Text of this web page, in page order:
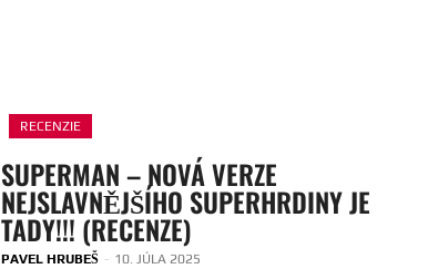
RECENZIE
SUPERMAN – NOVÁ VERZE
NEJSLAVNĚJŠÍHO SUPERHRDINY JE
TADY!!! (RECENZE)
PAVEL HRUBEŠ - 10. JÚLA 2025